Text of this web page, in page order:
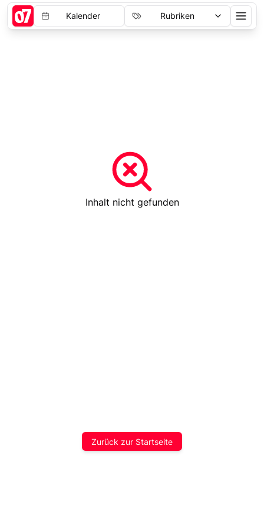
Kalender Rubriken
Inhalt nicht gefunden
Zurück zur Startseite